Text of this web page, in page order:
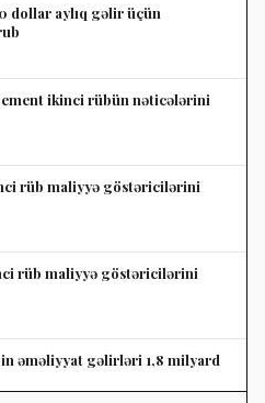
dollar aylıq gəlir üçün
ikinci rübün nəticələrini
rüb maliyyə göstəricilərini
rüb maliyyə göstəricilərini
əməliyyat gəlirləri 1,8 milyard